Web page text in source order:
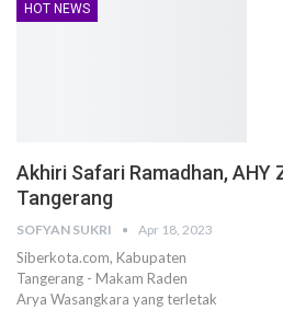
HOT NEWS
Akhiri Safari Ramadhan, AHY
Tangerang
SOFYAN SUKRI Apr 18, 2023
Siberkota.com, Kabupaten
Tangerang - Makam Raden
Arya Wasangkara yang terletak